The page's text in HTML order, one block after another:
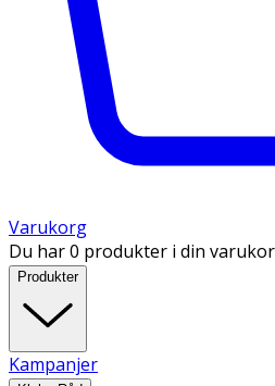
Varukorg
Du har 0 produkter i din
Produkter
Kampanjer